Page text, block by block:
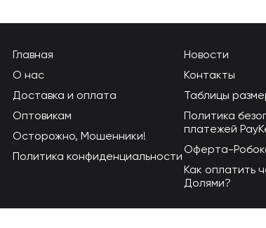
Главная
О нас
Доставка и оплата
Оптовикам
Осторожно, Мошенники!
Политика конфиденциальности
Новости
Контакты
Таблицы
Политика
платежей
Оферта-
Как оплатить
Долями?